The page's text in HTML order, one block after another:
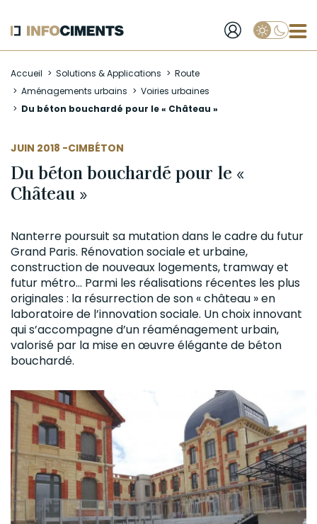
au
contenu
principal
Accueil Solutions & Applications
Route
Aménagements urbains
Voiries urbaines
Du béton bouchardé pour le « Château »
JUIN 2018 -
AUTEUR CIMBÉTON
Du béton bouchardé pour le «
Château »
Nanterre poursuit sa mutation dans lecadredu futur
Grand Paris. Rénovation sociale et urbaine,
construction de nouveaux logements, tramway et
futur métro… Parmi les réalisations récentes les plus
originales : la résurrection de son « château » en
laboratoire de l’innovation sociale. Un choix innovant
qui s’accompagne d’un réaménagement urbain,
valorisé par la mise en œuvre élégante de béton
bouchardé.